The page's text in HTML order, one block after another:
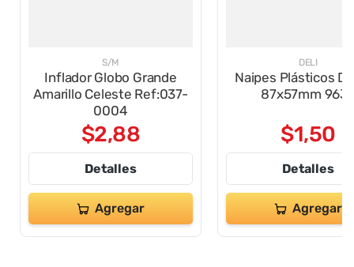
S/M
Inflador Globo Grande
Amarillo Celeste Ref:037-
0004
$2,88
Detalles
Agregar
DELI
Naipes Plásticos
87x57mm
$1,50
Detalles
Agregar